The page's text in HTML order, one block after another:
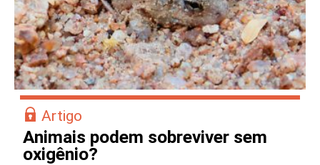
Artigo
Animais podem sobreviver sem
oxigênio?